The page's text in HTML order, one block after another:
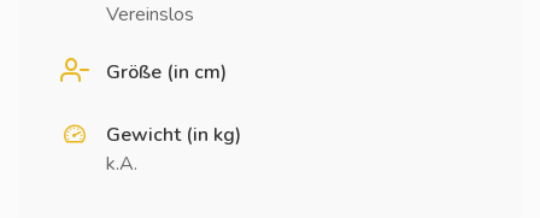
Vereinslos
Größe (in cm)
Gewicht (in kg)
k.A.